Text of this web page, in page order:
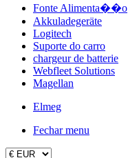
Fonte Alimenta��o
Akkuladegeräte
Logitech
Suporte do carro
chargeur de batterie
Webfleet Solutions
Magellan
Elmeg
Fechar menu